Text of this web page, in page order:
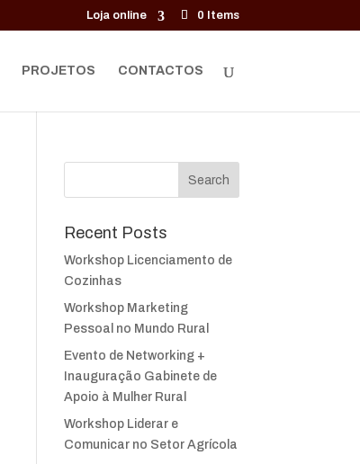
Loja online 0 Items
PROJETOS CONTACTOS
Recent Posts
Workshop Licenciamento de
Cozinhas
Workshop Marketing
Pessoal no Mundo Rural
Evento de Networking +
Inauguração Gabinete de
Apoio à Mulher Rural
Workshop Liderar e
Comunicar no Setor Agrícola